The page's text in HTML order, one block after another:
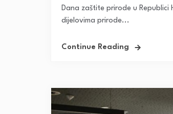
Dana zaštite prirode u
dijelovima prirode...
Continue Reading